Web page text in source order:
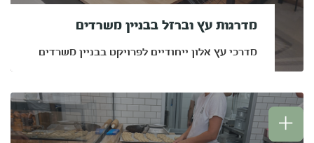
מדרגות עץ וברזל בבניין משרדים
מדרכי עץ אלון ייחודיים לפרויקט בבניין משרדים